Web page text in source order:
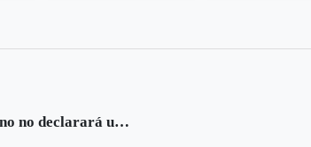
Gobierno no declarará una nueva emergencia